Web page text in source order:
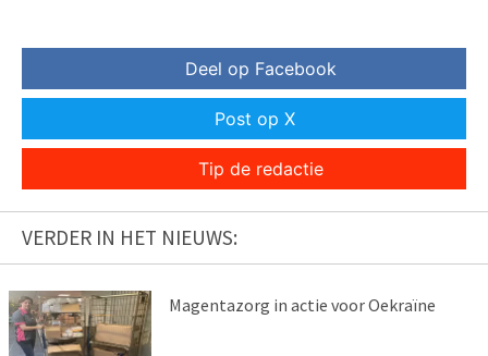
Deel op Facebook
Post op X
Tip de redactie
VERDER IN HET NIEUWS:
Magentazorg in actie voor Oekraïne